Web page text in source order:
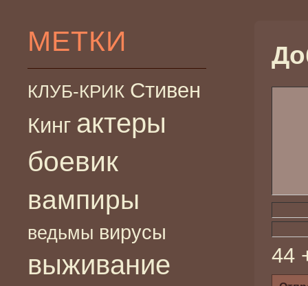
МЕТКИ
КЛУБ-КРИК Стивен
Кинг актеры
боевик
вампиры
ведьмы вирусы
выживание 44